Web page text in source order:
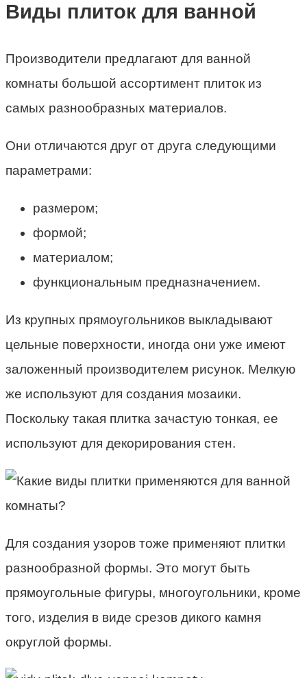
Виды плиток для ванной
Производители предлагают для ванной
комнаты большой ассортимент плиток из
самых разнообразных материалов.
Они отличаются друг от друга следующими
параметрами:
размером;
формой;
материалом;
функциональным предназначением.
Из крупных прямоугольников выкладывают
цельные поверхности, иногда они уже имеют
заложенный производителем рисунок. Мелкую
же используют для создания мозаики.
Поскольку такая плитка зачастую тонкая, ее
используют для декорирования стен.
Для создания узоров тоже применяют плитки
разнообразной формы. Это могут быть
прямоугольные фигуры, многоугольники, кроме
того, изделия в виде срезов дикого камня
округлой формы.